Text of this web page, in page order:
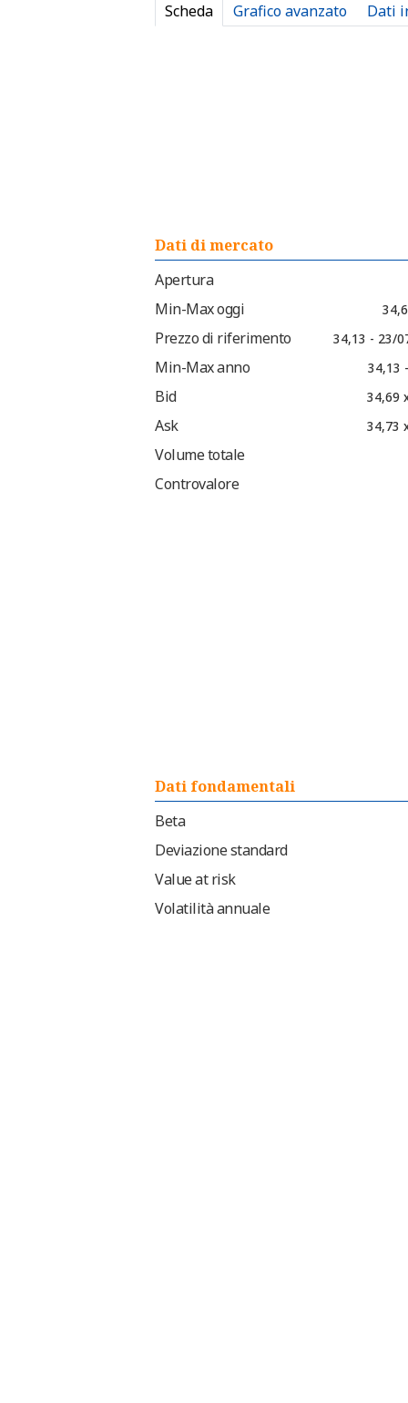
Scheda Grafico avanzato Dati
Dati di mercato
Apertura
Min-Max oggi
Prezzo di riferimento 34,13 - 23/
Min-Max anno 34,13
Bid 34,69
Ask 34,73
Volume totale
Controvalore
Dati fondamentali
Beta
Deviazione standard
Value at risk
Volatilità annuale